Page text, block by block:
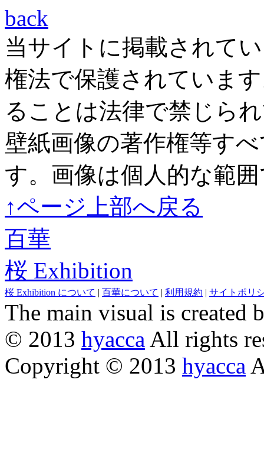
back
当サイトに掲載されて
権法で保護されていま
ることは法律で禁じら
壁紙画像の著作権等す
す。画像は個人的な範
↑ページ上部へ戻る
百華
桜 Exhibition
桜 Exhibition について | 百華について | 利用規約 | サイトポリ
The main visual is created
© 2013 hyacca All rights
Copyright © 2013 hyacca